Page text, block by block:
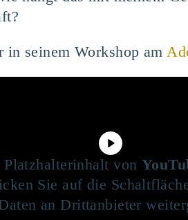
in seinem Workshop am
Platzhalterinhalt von
Sie auf die
an Drittanbieter